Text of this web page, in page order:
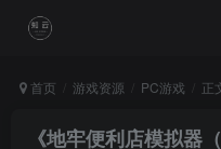
首页 游戏资源 PC游戏 正
《地牢便利店模拟